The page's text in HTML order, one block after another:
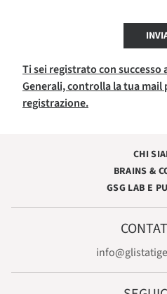
Ti sei registrato con
Generali, controlla la tua mail
registrazione.
CHI
BRAINS &
GSG LAB E